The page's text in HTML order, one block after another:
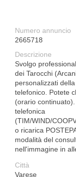
Numero annuncio
2665718
Descrizione
Svolgo
dei Tarocchi
personalizzati
telefonico. Potete
(orario
telefonica
(TIM/WIND/
o ricarica
modalità del
nell'immagine in
Città
Varese